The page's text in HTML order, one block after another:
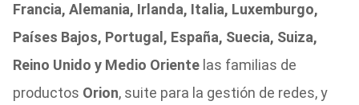
Francia, Alemania, Irlanda, Italia, Luxemburgo,
Países Bajos, Portugal, España, Suecia, Suiza,
Reino Unido y Medio Orientelas familias de
productos Orion, suite para la gestión de redes, y